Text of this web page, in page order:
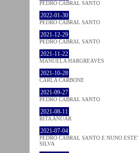
PEDRO CABRAL SANTO
2022-01-30
PEDRO CABRAL SANTO
2021-12-29
PEDRO CABRAL SANTO
2021-11-22
MANUELA HARGREAVES
2021-10-28
CARLA CARBONE
2021-09-27
PEDRO CABRAL SANTO
2021-08-11
RITA ANUAR
2021-07-04
PEDRO CABRAL SANTO E NUNO
SILVA